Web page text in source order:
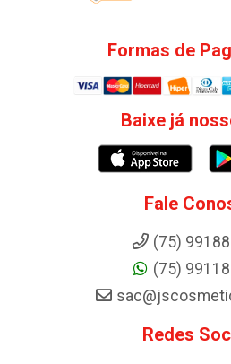
Formas de
Baixe já
Fale
(75)
(75)
Redes